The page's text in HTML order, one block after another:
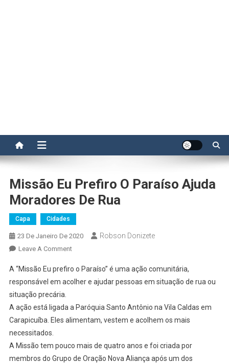
Missão Eu Prefiro O Paraíso Ajuda
Moradores De Rua
Capa Cidades
23 De Janeiro De 2020 Robson Donizete
Leave A CommentOn
Eu
Prefiro
Paraíso
Ajuda
Rua
A “Missão Eu prefiro o Paraíso” é uma ação comunitária,
responsável em acolher e ajudar pessoas em situação de rua ou
situação precária.
A ação está ligada a Paróquia Santo Antônio na Vila Caldas em
Carapicuíba. Eles alimentam, vestem e acolhem os mais
necessitados.
A Missão tem pouco mais de quatro anos e foi criada por
membros do Grupo de Oração Nova Aliança após um dos